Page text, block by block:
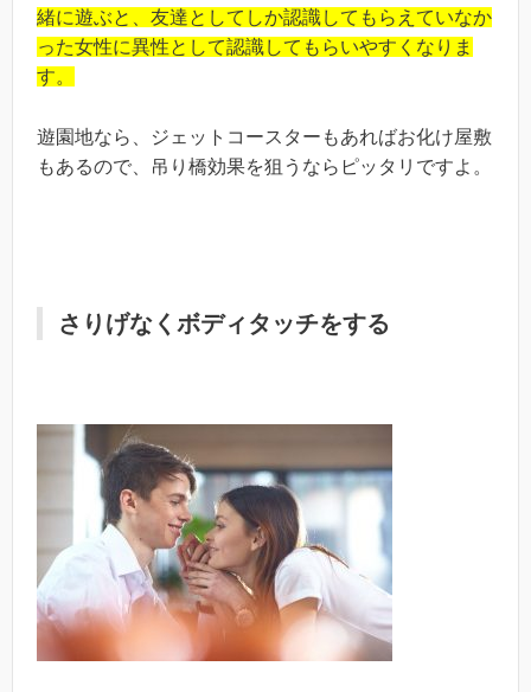
緒に遊ぶと、友達としてしか認識してもらえていなか
った女性に異性として認識してもらいやすくなりま
す。
遊園地なら、ジェットコースターもあればお化け屋敷
もあるので、吊り橋効果を狙うならピッタリですよ。
さりげなくボディタッチをする